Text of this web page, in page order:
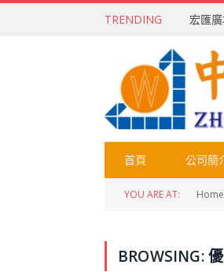
TRENDING 宏匯
首頁 公司簡
YOU ARE AT: Home
BROWSING: